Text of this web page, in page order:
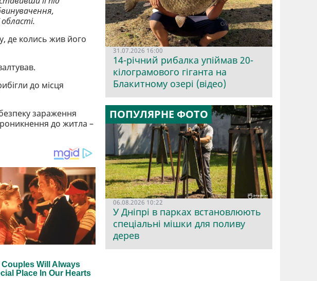
де колись жив його
до місця
зараження
до житла –
31.07.2026 16:00
14-річний рибалка упіймав 20-
кілограмового гіганта на
Блакитному озері (відео)
ПОПУЛЯРНЕ ФОТО
06.08.2026 10:22
У Дніпрі в парках встановлюють
спеціальні мішки для поливу
дерев